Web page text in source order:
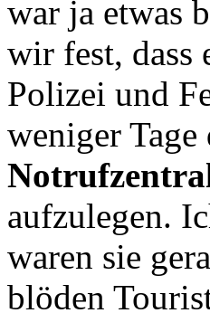
war ja etwas
wir fest, dass
Polizei und
weniger
aufzulegen.
waren sie
blöden